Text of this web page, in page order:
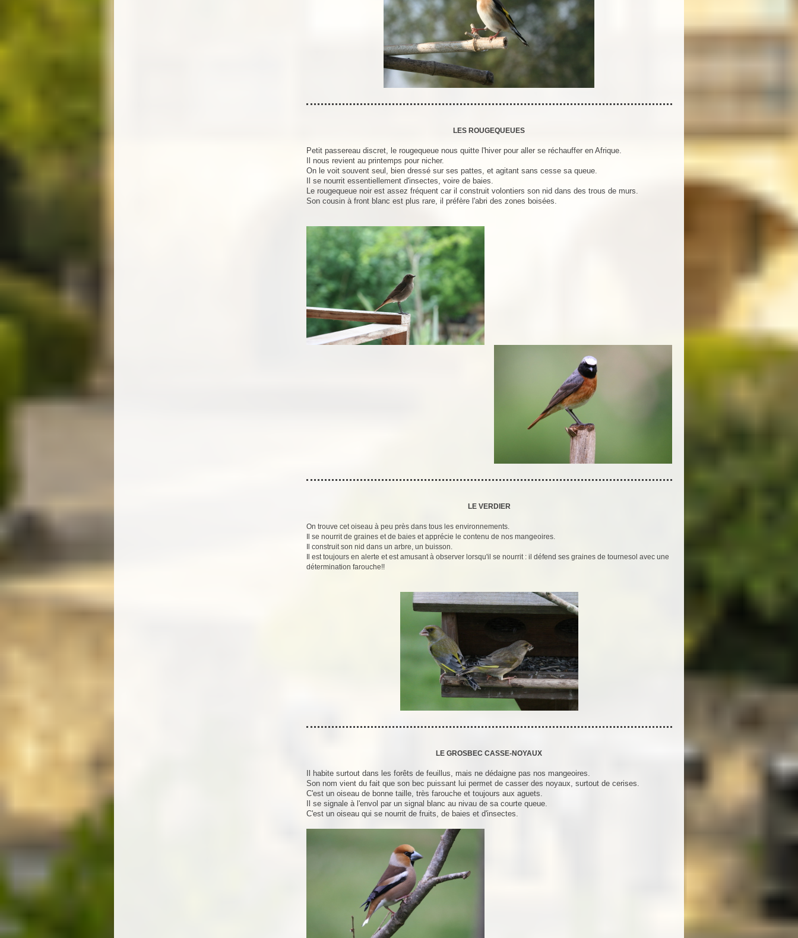
LES ROUGEQUEUES
Petit passereau discret, le rougequeue nous quitte l'hiver pour aller se réchauffer en Afrique.
Il nous revient au printemps pour nicher.
On le voit souvent seul, bien dressé sur ses pattes, et agitant sans cesse sa queue.
Il se nourrit essentiellement d'insectes, voire de baies.
Le rougequeue noir est assez fréquent car il construit volontiers son nid dans des trous de murs.
Son cousin à front blanc est plus rare, il préfère l'abri des zones boisées.
LE VERDIER
On trouve cet oiseau à peu près dans tous les environnements.
Il se nourrit de graines et de baies et apprécie le contenu de nos mangeoires.
Il construit son nid dans un arbre, un buisson.
Il est toujours en alerte et est amusant à observer lorsqu'il se nourrit : il défend ses graines de tournesol avec une
détermination farouche!!
LE GROSBEC CASSE-NOYAUX
Il habite surtout dans les forêts de feuillus, mais ne dédaigne pas nos mangeoires.
Son nom vient du fait que son bec puissant lui permet de casser des noyaux, surtout de cerises.
C'est un oiseau de bonne taille, très farouche et toujours aux aguets.
Il se signale à l'envol par un signal blanc au nivau de sa courte queue.
C'est un oiseau qui se nourrit de fruits, de baies et d'insectes.